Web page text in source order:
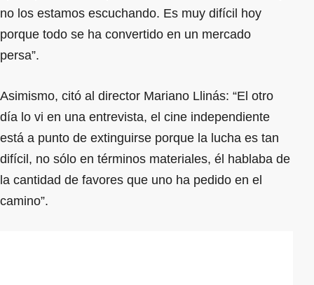
no los estamos escuchando. Es muy difícil hoy
porque todo se ha convertido en un mercado
persa”.
Asimismo, citó al director Mariano Llinás: “El otro
día lo vi en una entrevista, el cine independiente
está a punto de extinguirse porque la lucha es tan
difícil, no sólo en términos materiales, él hablaba de
la cantidad de favores que uno ha pedido en el
camino”.